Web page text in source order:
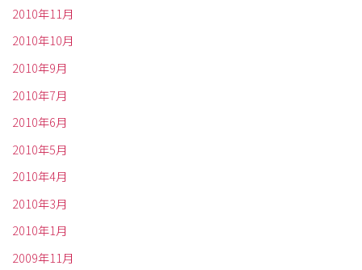
2010年11月
2010年10月
2010年9月
2010年7月
2010年6月
2010年5月
2010年4月
2010年3月
2010年1月
2009年11月